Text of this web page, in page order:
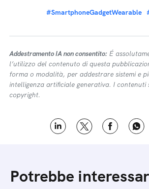
#SmartphoneGadgetWearable
Addestramento IA non consentito: É
l’utilizzo del contenuto di questa
forma o modalità, per addestrare sistemi e
intelligenza artificiale generativa. I contenuti
copyright.
Potrebbe